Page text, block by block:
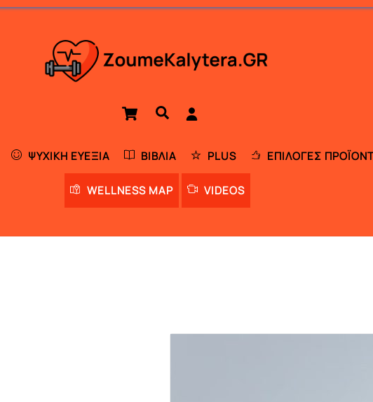
Cart Αναζήτηση
ΨΥΧΙΚΉ ΕΥΕΞΊΑ ΒΙΒΛΊΑ PLUS ΕΠΙΛΟΓΈΣ
WELLNESS MAP VIDEOS